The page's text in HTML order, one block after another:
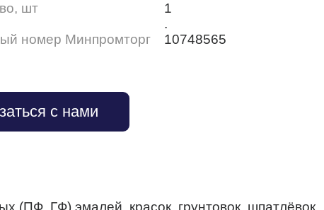
шт
1
.
номер Минпромторг
10748565
с нами
(ПФ, ГФ) эмалей, красок, грунтовок, шпатлёвок,